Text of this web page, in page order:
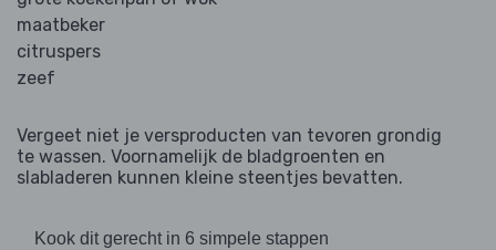
maatbeker
citruspers
zeef
Vergeet niet je versproducten van tevoren grondig
te wassen. Voornamelijk de bladgroenten en
slabladeren kunnen kleine steentjes bevatten.
Kook dit gerecht in 6 simpele stappen